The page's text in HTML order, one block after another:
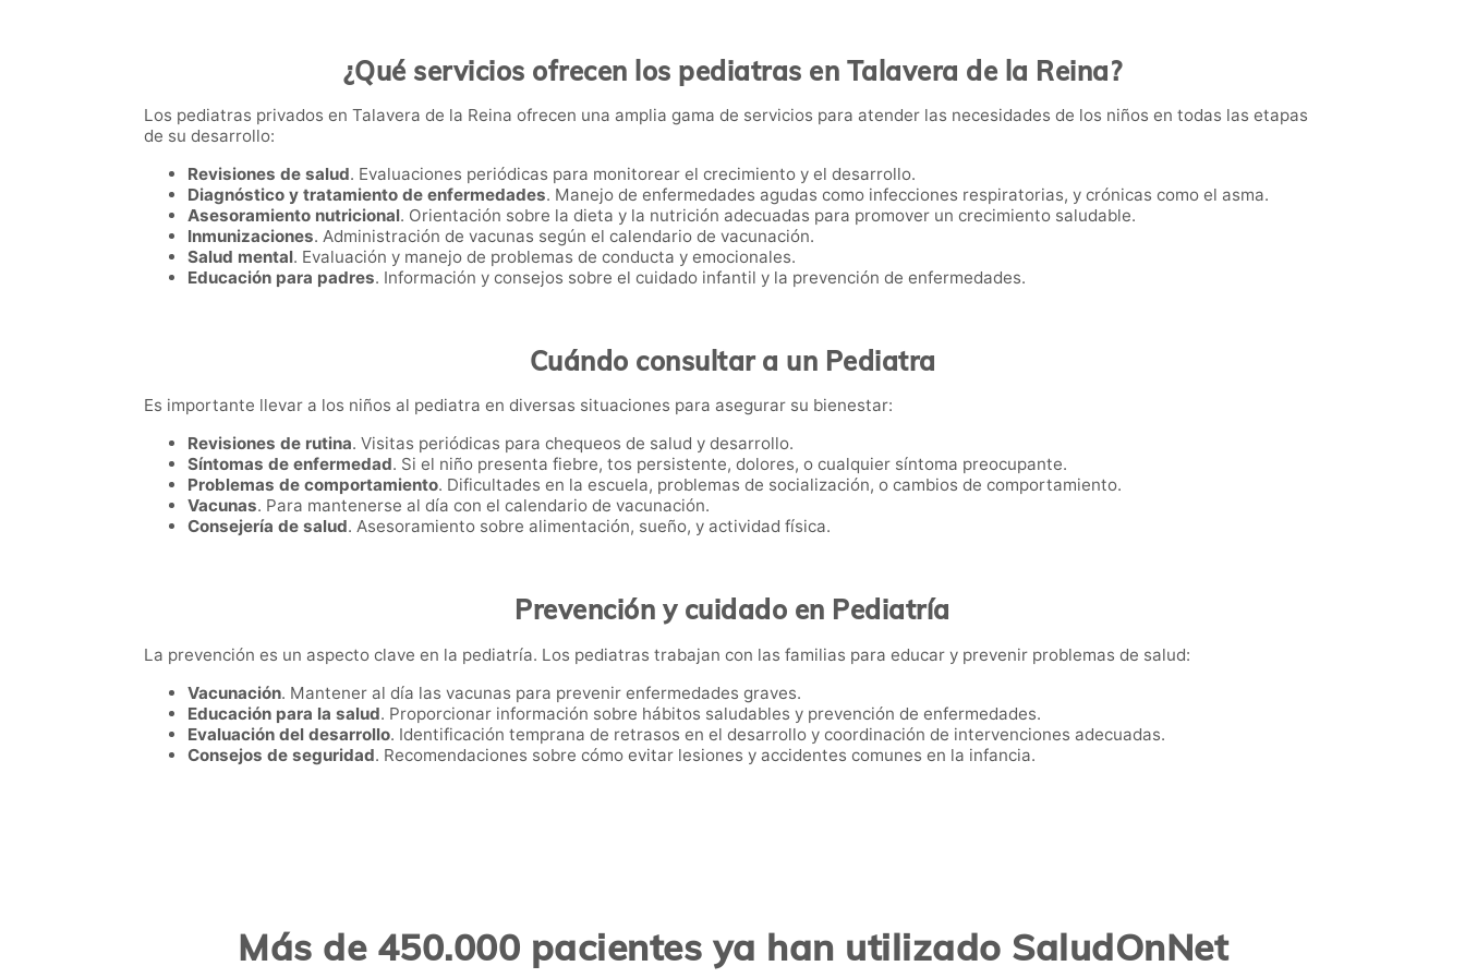
¿Qué servicios ofrecen los pediatras en Talavera de la Reina?
Los pediatras privados en Talavera de la Reina ofrecen una amplia gama de servicios para atender las necesidades de los niños en todas las etapas
de su desarrollo:
Revisiones de salud. Evaluaciones periódicas para monitorear el crecimiento y el desarrollo.
Diagnóstico y tratamiento de enfermedades. Manejo de enfermedades agudas como infecciones respiratorias, y crónicas como el asma.
Asesoramiento nutricional. Orientación sobre la dieta y la nutrición adecuadas para promover un crecimiento saludable.
Inmunizaciones. Administración de vacunas según el calendario de vacunación.
Salud mental. Evaluación y manejo de problemas de conducta y emocionales.
Educación para padres. Información y consejos sobre el cuidado infantil y la prevención de enfermedades.
Cuándo consultar a un Pediatra
Es importante llevar a los niños al pediatra en diversas situaciones para asegurar su bienestar:
Revisiones de rutina. Visitas periódicas para chequeos de salud y desarrollo.
Síntomas de enfermedad. Si el niño presenta fiebre, tos persistente, dolores, o cualquier síntoma preocupante.
Problemas de comportamiento. Dificultades en la escuela, problemas de socialización, o cambios de comportamiento.
Vacunas. Para mantenerse al día con el calendario de vacunación.
Consejería de salud. Asesoramiento sobre alimentación, sueño, y actividad física.
Prevención y cuidado en Pediatría
La prevención es un aspecto clave en la pediatría. Los pediatras trabajan con las familias para educar y prevenir problemas de salud:
Vacunación. Mantener al día las vacunas para prevenir enfermedades graves.
Educación para la salud. Proporcionar información sobre hábitos saludables y prevención de enfermedades.
Evaluación del desarrollo. Identificación temprana de retrasos en el desarrollo y coordinación de intervenciones adecuadas.
Consejos de seguridad. Recomendaciones sobre cómo evitar lesiones y accidentes comunes en la infancia.
Más de 450.000 pacientes ya han utilizado SaludOnNet